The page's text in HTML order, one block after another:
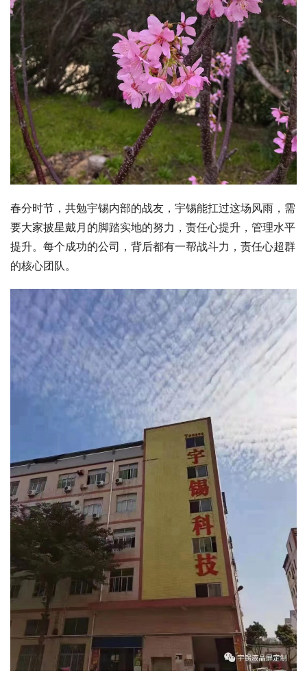
春分时节，共勉宇锡内部的战友，宇锡能扛过这场风雨，需
要大家披星戴月的脚踏实地的努力，责任心提升，管理水平
提升。每个成功的公司，背后都有一帮战斗力，责任心超群
的核心团队。